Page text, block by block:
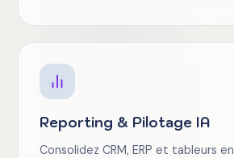
Reporting & Pilotage IA
Consolidez CRM, ERP et tableurs